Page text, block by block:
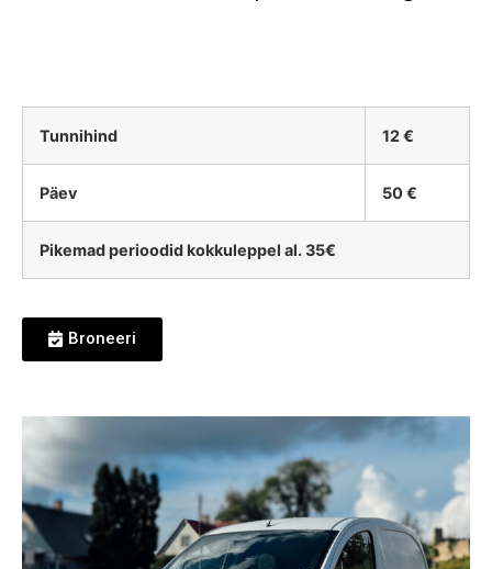
Tunnihind 12 €
Päev 50 €
Pikemad perioodid kokkuleppel al. 35€
Broneeri